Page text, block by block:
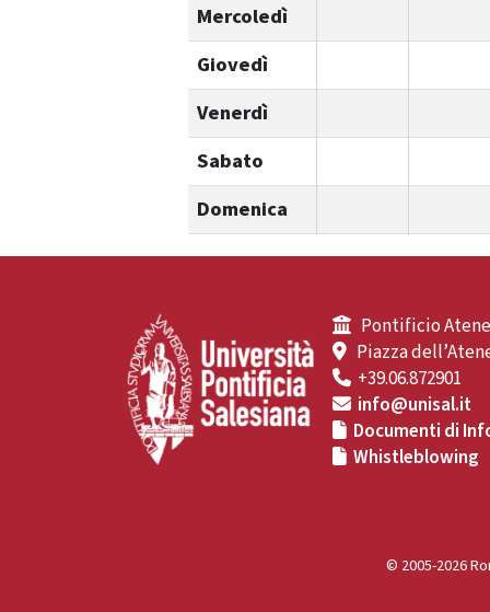
Mercoledì
Giovedì
Venerdì
Sabato
Domenica
Pontificio
Piazza
+39.06.872901
info@unisal.it
Documenti di
Whistleblowing
© 2005-2026